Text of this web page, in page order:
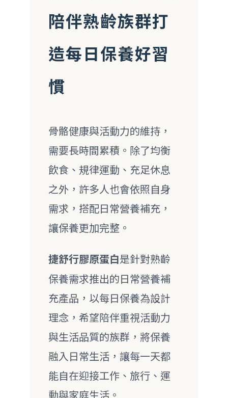
陪伴熟齡族群打
造每日保養好習
慣
骨骼健康與活動力的維持，
需要長時間累積。除了均衡
飲食、規律運動、充足休息
之外，許多人也會依照自身
需求，搭配日常營養補充，
讓保養更加完整。
捷舒行膠原蛋白是針對熟齡
保養需求推出的日常營養補
充產品，以每日保養為設計
理念，希望陪伴重視活動力
與生活品質的族群，將保養
融入日常生活，讓每一天都
能自在迎接工作、旅行、運
動與家庭生活。